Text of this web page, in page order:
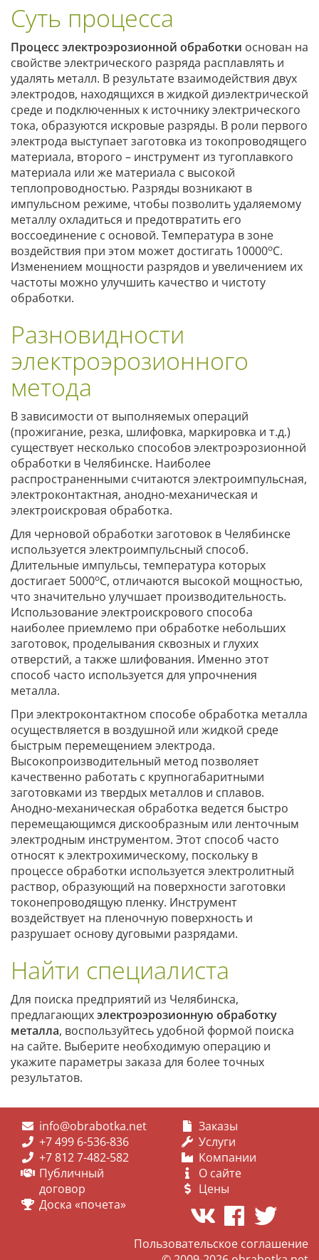
Суть процесса
Процесс электроэрозионной обработки основан на
свойстве электрического разряда расплавлять и
удалять металл. В результате взаимодействия двух
электродов, находящихся в жидкой диэлектрической
среде и подключенных к источнику электрического
тока, образуются искровые разряды. В роли первого
электрода выступает заготовка из токопроводящего
материала, второго – инструмент из тугоплавкого
материала или же материала с высокой
теплопроводностью. Разряды возникают в
импульсном режиме, чтобы позволить удаляемому
металлу охладиться и предотвратить его
воссоединение с основой. Температура в зоне
воздействия при этом может достигать 10000оС.
Изменением мощности разрядов и увеличением их
частоты можно улучшить качество и чистоту
обработки.
Разновидности
электроэрозионного
метода
В зависимости от выполняемых операций
(прожигание, резка, шлифовка, маркировка и т.д.)
существует несколько способов электроэрозионной
обработки в Челябинске. Наиболее
распространенными считаются электроимпульсная,
электроконтактная, анодно-механическая и
электроискровая обработка.
Для черновой обработки заготовок в Челябинске
используется электроимпульсный способ.
Длительные импульсы, температура которых
достигает 5000оС, отличаются высокой мощностью,
что значительно улучшает производительность.
Использование электроискрового способа
наиболее приемлемо при обработке небольших
заготовок, проделывания сквозных и глухих
отверстий, а также шлифования. Именно этот
способ часто используется для упрочнения
металла.
При электроконтактном способе обработка металла
осуществляется в воздушной или жидкой среде
быстрым перемещением электрода.
Высокопроизводительный метод позволяет
качественно работать с крупногабаритными
заготовками из твердых металлов и сплавов.
Анодно-механическая обработка ведется быстро
перемещающимся дискообразным или ленточным
электродным инструментом. Этот способ часто
относят к электрохимическому, поскольку в
процессе обработки используется электролитный
раствор, образующий на поверхности заготовки
токонепроводящую пленку. Инструмент
воздействует на пленочную поверхность и
разрушает основу дуговыми разрядами.
Найти специалиста
Для поиска предприятий из Челябинска,
предлагающихэлектроэрозионную обработку
металла, воспользуйтесь удобной формой поиска
на сайте. Выберите необходимую операцию и
укажите параметры заказа для более точных
результатов.
info@obrabotka.net
+7 499 6-536-836
+7 812 7-482-582
Публичный
договор
Доска «почета»
Заказы
Услуги
Компании
О сайте
Цены
Пользовательское соглашение